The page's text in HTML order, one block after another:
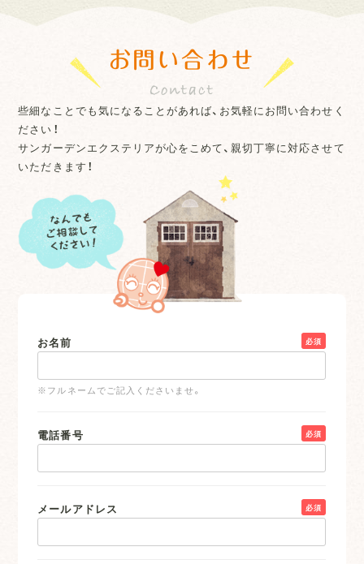
お問い合わせ
些細なことでも気になることがあれば、お気軽にお問い合わせく
ださい！
サンガーデンエクステリアが心をこめて、親切丁寧に対応させて
いただきます！
お名前 必須
※フルネームでご記入くださいませ。
電話番号 必須
メールアドレス 必須